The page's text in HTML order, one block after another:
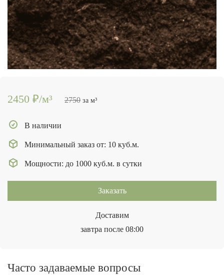
2450 ₽/м³ 2750 за м³
В наличии
Минимальный заказ от: 10 куб.м.
Мощности: до 1000 куб.м. в сутки
Заказать
Доставим
завтра после 08:00
Часто задаваемые вопросы